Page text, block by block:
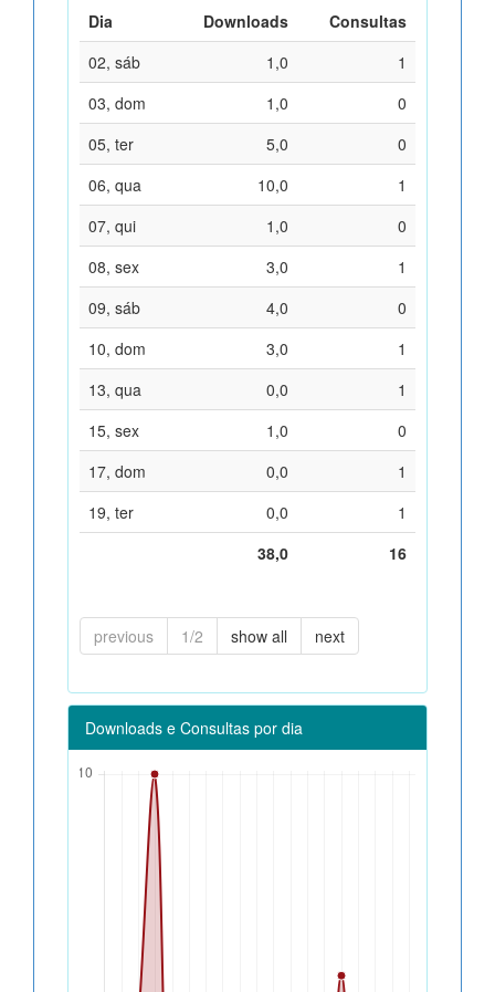
Dia Downloads
Consultas
02, sáb
1,0
1
03, dom
1,0
0
05, ter
5,0
0
06, qua
10,0
1
07, qui
1,0
0
08, sex
3,0
1
09, sáb
4,0
0
10, dom
3,0
1
13, qua
0,0
1
15, sex
1,0
0
17, dom
0,0
1
19, ter
0,0
1
38,0
16
previous 1/2 show all next
Downloads e Consultas por dia